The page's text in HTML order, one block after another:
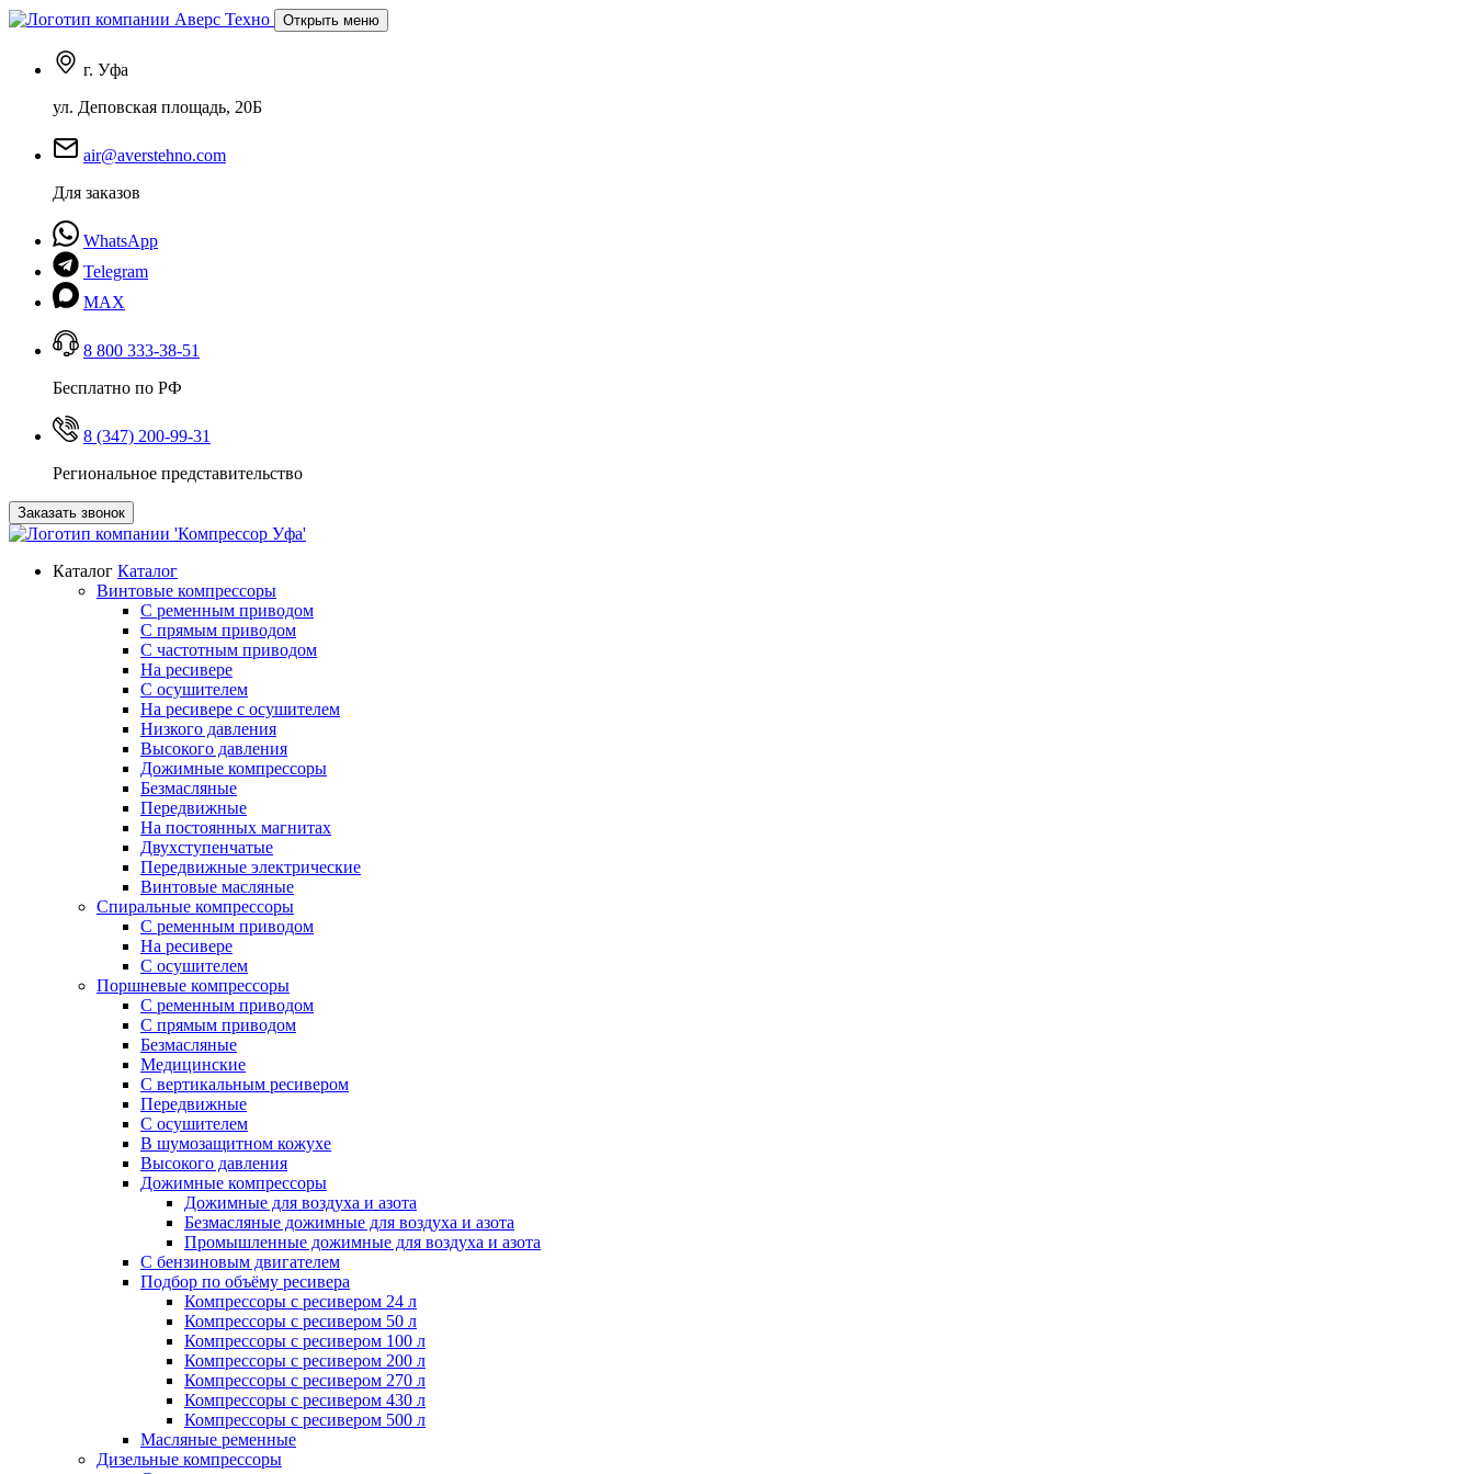
Открыть меню
г. Уфа
ул. Деповская площадь, 20Б
air@averstehno.com
Для заказов
WhatsApp
Telegram
MAX
8 800 333-38-51
Бесплатно по РФ
8 (347) 200-99-31
Региональное представительство
Заказать звонок
Каталог Каталог
Винтовые компрессоры
С ременным приводом
С прямым приводом
С частотным приводом
На ресивере
С осушителем
На ресивере с осушителем
Низкого давления
Высокого давления
Дожимные компрессоры
Безмасляные
Передвижные
На постоянных магнитах
Двухступенчатые
Передвижные электрические
Винтовые масляные
Спиральные компрессоры
С ременным приводом
На ресивере
С осушителем
Поршневые компрессоры
С ременным приводом
С прямым приводом
Безмасляные
Медицинские
С вертикальным ресивером
Передвижные
С осушителем
В шумозащитном кожухе
Высокого давления
Дожимные компрессоры
Дожимные для воздуха и азота
Безмасляные дожимные для воздуха и азота
Промышленные дожимные для воздуха и азота
С бензиновым двигателем
Подбор по объёму ресивера
Компрессоры с ресивером 24 л
Компрессоры с ресивером 50 л
Компрессоры с ресивером 100 л
Компрессоры с ресивером 200 л
Компрессоры с ресивером 270 л
Компрессоры с ресивером 430 л
Компрессоры с ресивером 500 л
Масляные ременные
Дизельные компрессоры